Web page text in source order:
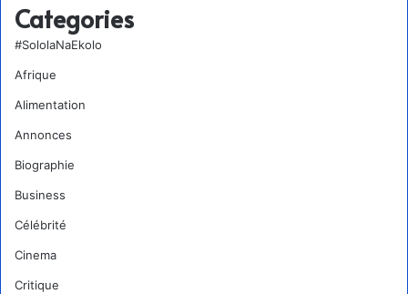
Categories
#SololaNaEkolo
Afrique
Alimentation
Annonces
Biographie
Business
Célébrité
Cinema
Critique